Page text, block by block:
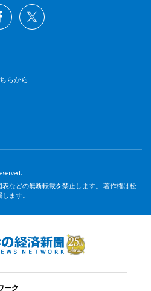
らから
などの無断転載を禁止します。 著作権は松
ます。
ーク